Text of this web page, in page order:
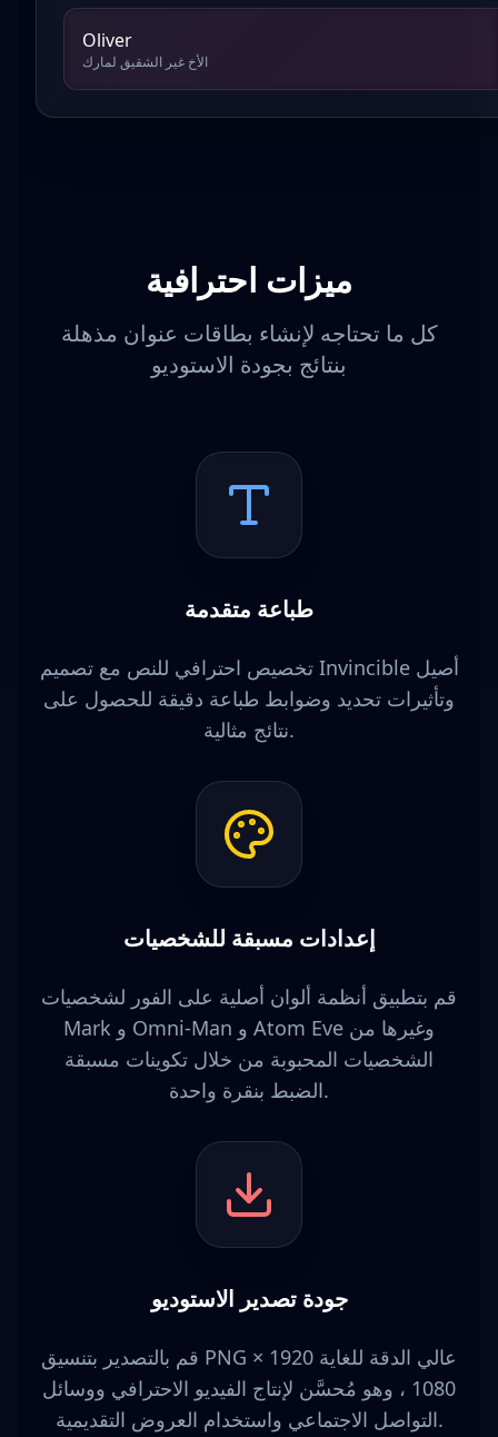
Oliver
الأخ غير الشقيق لمارك
ميزات احترافية
كل ما تحتاجه لإنشاء بطاقات عنوان مذهلة
بنتائج بجودة الاستوديو
طباعة متقدمة
تخصيص احترافي للنص مع تصميم Invincible أصيل
وتأثيرات تحديد وضوابط طباعة دقيقة للحصول على
نتائج مثالية.
إعدادات مسبقة للشخصيات
قم بتطبيق أنظمة ألوان أصلية على الفور لشخصيات
Mark و Omni-Man و Atom Eve وغيرها من
الشخصيات المحبوبة من خلال تكوينات مسبقة
الضبط بنقرة واحدة.
جودة تصدير الاستوديو
قم بالتصدير بتنسيق PNG عالي الدقة للغاية 1920 ×
1080 ، وهو مُحسَّن لإنتاج الفيديو الاحترافي ووسائل
التواصل الاجتماعي واستخدام العروض التقديمية.